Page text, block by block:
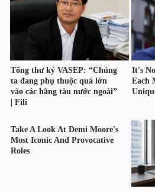
ÍCH
BẤT
ĐỘNG